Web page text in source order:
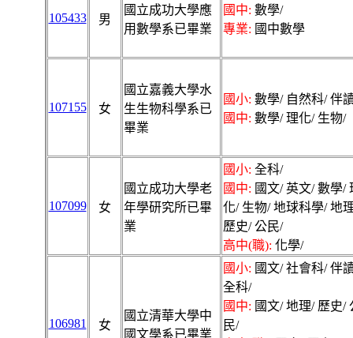
105433 男
國立成功大學應
用數學系已畢業
國中: 數學/
專業: 國中數學
107155 女
國立嘉義大學水
生生物科學系已
畢業
國小: 數學/ 自然科/ 伴
國中: 數學/ 理化/ 生物/
107099 女
國立成功大學老
年學研究所已畢
業
國小: 全科/
國中: 國文/ 英文/ 數學/
化/ 生物/ 地球科學/ 地
歷史/ 公民/
高中(職): 化學/
106981 女
國立清華大學中
國文學系已畢業
國小: 國文/ 社會科/ 伴
全科/
國中: 國文/ 地理/ 歷史/
民/